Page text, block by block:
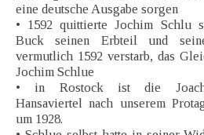
eine deutsche Ausgabe sorgen
• 1592 quittierte Jochim Schlu
Buck seinen Erbteil und
vermutlich 1592 verstarb, das
Jochim Schlue
• in Rostock ist die
Hansaviertel nach unserem
um 1928.